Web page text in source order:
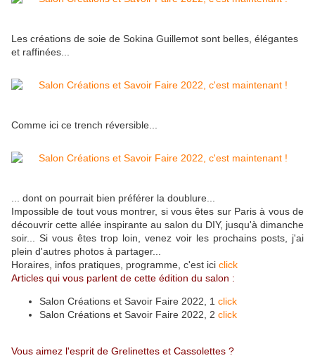
Les créations de soie de Sokina Guillemot sont belles, élégantes
et raffinées...
Comme ici ce trench réversible...
... dont on pourrait bien préférer la doublure...
Impossible de tout vous montrer, si vous êtes sur Paris à vous de
découvrir cette allée inspirante au salon du DIY, jusqu'à dimanche
soir... Si vous êtes trop loin, venez voir les prochains posts, j'ai
plein d'autres photos à partager...
Horaires, infos pratiques, programme, c'est ici click
Articles qui vous parlent de cette édition du salon :
Salon Créations et Savoir Faire 2022, 1 click
Salon Créations et Savoir Faire 2022, 2 click
Vous aimez l'esprit de Grelinettes et Cassolettes ?